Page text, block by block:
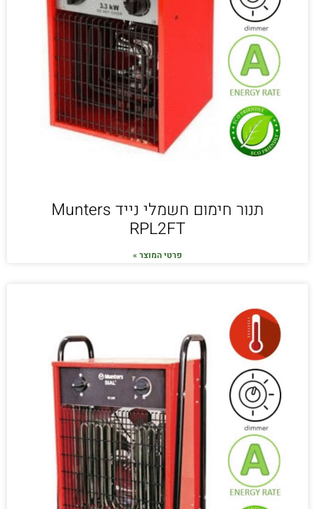
תנור חימום חשמלי נייד Munters
RPL2FT
פרטי המוצר »